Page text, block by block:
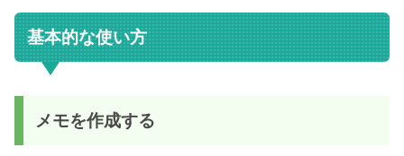
基本的な使い方
メモを作成する